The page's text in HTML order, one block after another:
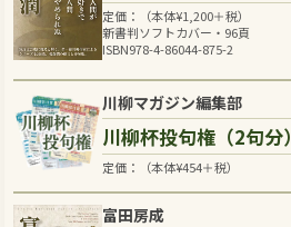
定価：（本体¥1,200＋税）
新書判ソフトカバー・96頁
ISBN978-4-86044-875-2
川柳マガジン編集部
川柳杯投句権（2句分）
定価：（本体¥454＋税）
富田房成